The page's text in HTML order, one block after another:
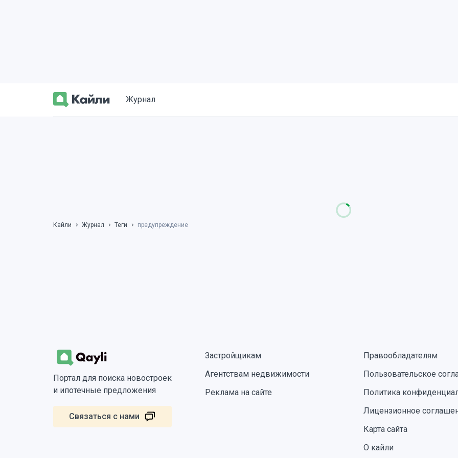
Журнал
Кайли Журнал Теги предупреждение
Портал для поиска новостроек
и ипотечные предложения
Связаться с нами
Застройщикам
Агентствам недвижимости
Реклама на сайте
Правообладателям
Пользовательское
Политика
Лицензионное
Карта сайта
О кайли